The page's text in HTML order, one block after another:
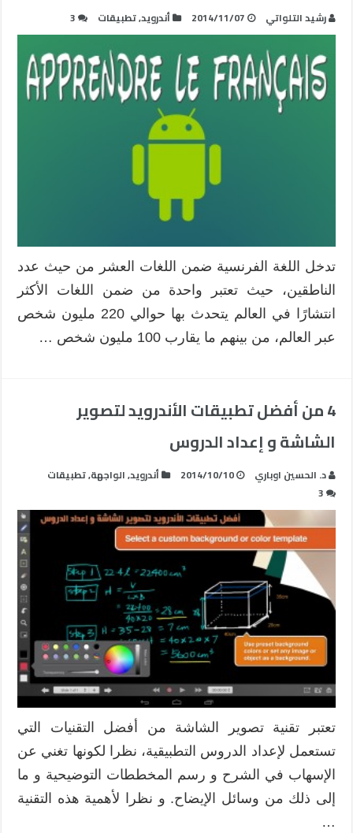
رشيد التلواتي 2014/11/07 أندرويد,تطبيقات 3
تدخل اللغة الفرنسية ضمن اللغات العشر من حيث عدد
الناطقين، حيث تعتبر واحدة من ضمن اللغات الأكثر
انتشارًا في العالم يتحدث بها حوالي 220 مليون شخص
عبر العالم، من بينهم ما يقارب 100 مليون شخص …
4 من أفضل تطبيقات الأندرويد لتصوير
الشاشة و إعداد الدروس
د. الحسين اوباري 2014/10/10 أندرويد,الواجهة,تطبيقات
3
تعتبر تقنية تصوير الشاشة من أفضل التقنيات التي
تستعمل لإعداد الدروس التطبيقية، نظرا لكونها تغني عن
الإسهاب في الشرح و رسم المخططات التوضيحية و ما
إلى ذلك من وسائل الإيضاح. و نظرا لأهمية هذه التقنية
…